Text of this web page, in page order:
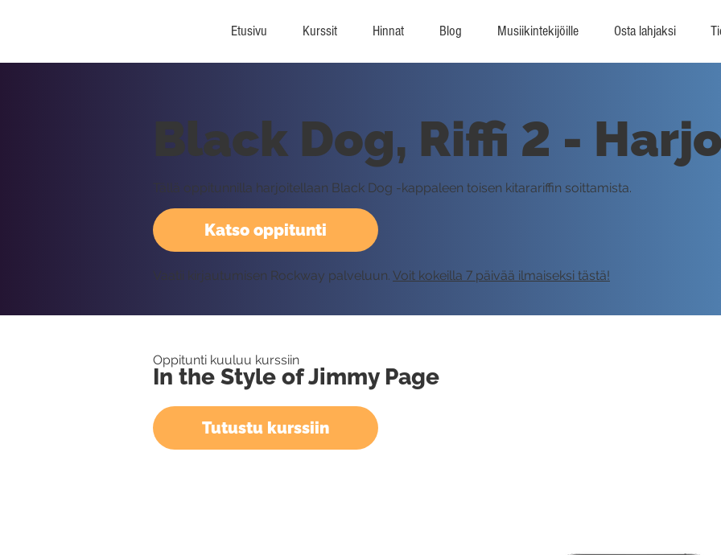
Etusivu Kurssit Hinnat Blog Musiikintekijöille Osta lahjaksi
Katso oppitunti
Black Dog, Riffi 2 -
Tällä oppitunnilla harjoitellaan Black Dog -kappaleen toisen kitarariffin soittamista.
Vaatii kirjautumisen Rockway palveluun. Voit kokeilla 7 päivää ilmaiseksi tästä!
Oppitunti kuuluu kurssiin
In the Style of Jimmy Page
Tutustu kurssiin